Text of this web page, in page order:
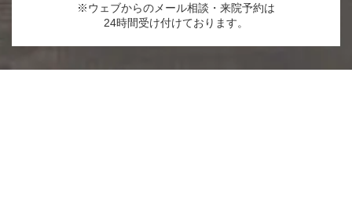
※ウェブからのメール相談・来院予約は
24時間受け付けております。